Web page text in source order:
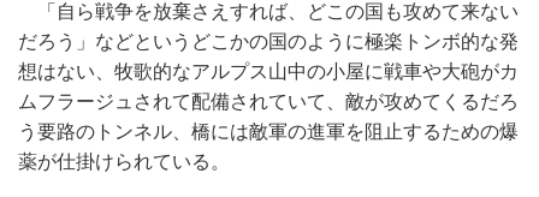
「自ら戦争を放棄さえすれば、どこの国も攻めて来ない
だろう」などというどこかの国のように極楽トンボ的な発
想はない、牧歌的なアルプス山中の小屋に戦車や大砲がカ
ムフラージュされて配備されていて、敵が攻めてくるだろ
う要路のトンネル、橋には敵軍の進軍を阻止するための爆
薬が仕掛けられている。